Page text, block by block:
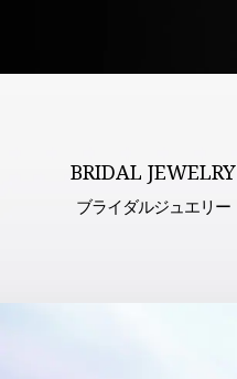
BRIDAL JEWELRY
ブライダルジュエリー